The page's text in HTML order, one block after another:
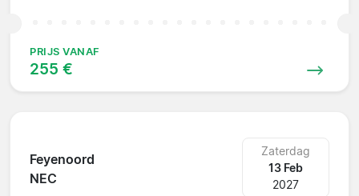
PRIJS VANAF
255 €
Feyenoord
NEC
Zaterdag
13 Feb
2027